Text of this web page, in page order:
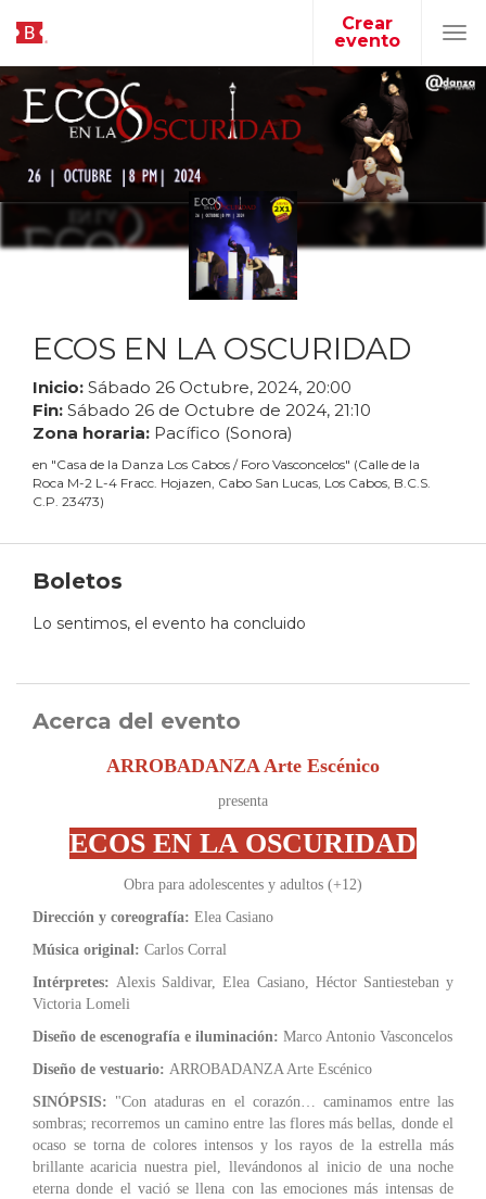
Crear
evento
ECOS EN LA OSCURIDAD
Inicio: Sábado 26 Octubre, 2024, 20:00
Fin: Sábado 26 de Octubre de 2024, 21:10
Zona horaria: Pacífico (Sonora)
en "Casa de la Danza Los Cabos / Foro Vasconcelos" (Calle de la
Roca M-2 L-4 Fracc. Hojazen, Cabo San Lucas, Los Cabos, B.C.S.
C.P. 23473)
Boletos
Lo sentimos, el evento ha concluido
Acerca del evento
ARROBADANZA Arte Escénico
presenta
ECOS EN LA OSCURIDAD
Obra para adolescentes y adultos (+12)
Dirección y coreografía: Elea Casiano
Música original: Carlos Corral
Intérpretes:Alexis Saldivar, Elea Casiano, Héctor Santiesteban y
Victoria Lomeli
Diseño de escenografía e iluminación: Marco Antonio Vasconcelos
Diseño de vestuario: ARROBADANZA Arte Escénico
SINÓPSIS: "Con ataduras en el corazón… caminamos entre las
sombras; recorremos un camino entre las flores más bellas, donde el
ocaso se torna de colores intensos y los rayos de la estrella más
brillante acaricia nuestra piel, llevándonos al inicio de una noche
eterna donde el vació se llena con las emociones más intensas de